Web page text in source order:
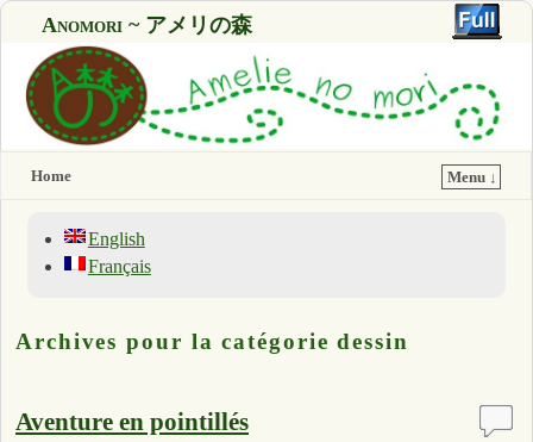
Anomori ~ アメリの森
Home Menu ↓
English
Français
Archives pour la catégoriedessin
Aventure en pointillés